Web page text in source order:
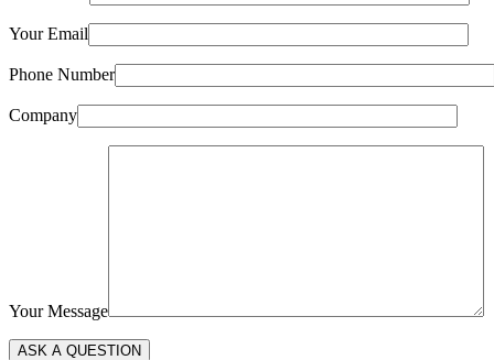
Your Email
Phone Number
Company
Your Message